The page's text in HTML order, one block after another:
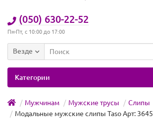
(050) 630-22-52
Пн-Пт, с 10:00 до 17:00
Везде
Категории
Мужчинам Мужские трусы
Слипы
Модальные мужские слипы Taso Арт: 3645